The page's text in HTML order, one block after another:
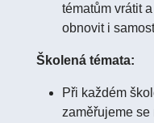
tématům vrátit
obnovit i
Školená témata:
Při každém
zaměřujeme